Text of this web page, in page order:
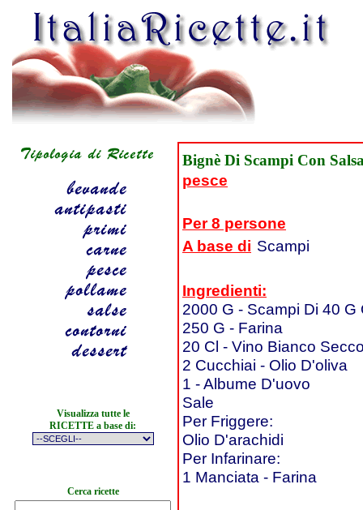
Visualizza tutte le
RICETTE a base di:
Cerca ricette
Bignè Di Scampi Con
pesce
Per 8 persone
A base di Scampi
Ingredienti:
2000 G - Scampi Di 40 G
250 G - Farina
20 Cl - Vino Bianco
2 Cucchiai - Olio D'oliva
1 - Albume D'uovo
Sale
Per Friggere:
Olio D'arachidi
Per Infarinare:
1 Manciata - Farina